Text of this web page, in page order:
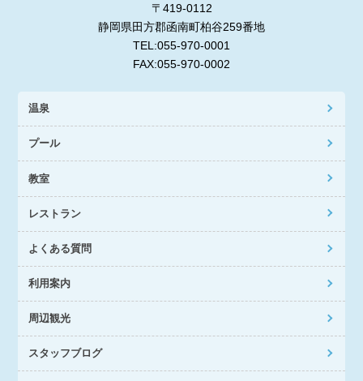
〒419-0112
静岡県田方郡函南町柏谷259番地
TEL:055-970-0001
FAX:055-970-0002
温泉
プール
教室
レストラン
よくある質問
利用案内
周辺観光
スタッフブログ